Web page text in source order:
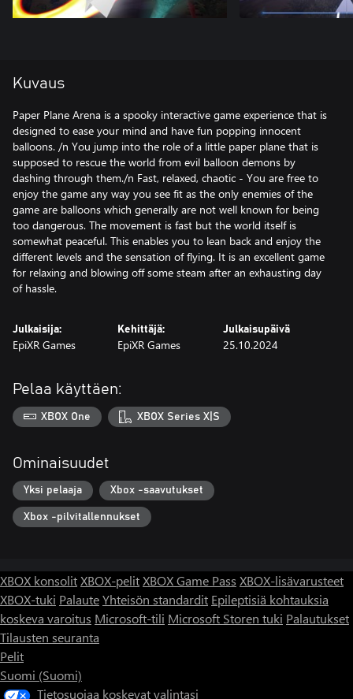
Kuvaus
Paper Plane Arena is a spooky interactive game experience that is
designed to ease your mind and have fun popping innocent
balloons. /n You jump into the role of a little paper plane that is
supposed to rescue the world from evil balloon demons by
dashing through them./n Fast, relaxed, chaotic - You are free to
enjoy the game any way you see fit as the only enemies of the
game are balloons which generally are not well known for being
too dangerous. The movement is fast but the world itself is
somewhat peaceful. This enables you to lean back and enjoy the
different levels and the sensation of flying. It is an excellent game
for relaxing and blowing off some steam after an exhausting day
of hassle.
Julkaisija:
EpiXR Games
Kehittäjä:
EpiXR Games
Julkaisupäivä
25.10.2024
Pelaa käyttäen:
XBOX One XBOX Series X|S
Ominaisuudet
Yksi pelaaja Xbox -saavutukset
Xbox -pilvitallennukset
XBOX konsolitXBOX-pelitXBOX Game Pass XBOX-lisävarusteet
XBOX-tuki PalauteYhteisön standardit Epileptisiä kohtauksia
koskeva varoitus Microsoft-tili Microsoft Storen tuki Palautukset
Tilausten seuranta
Pelit
Suomi (Suomi)
Tietosuojaa koskevat valintasi